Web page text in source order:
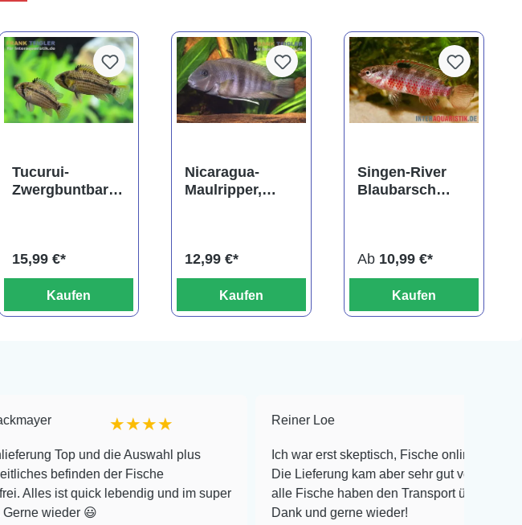
Tucurui-
Zwergbuntbarsc
15,99 €*
Kaufen
Nicaragua-
Maulripper,
nematopys)
12,99 €*
Kaufen
Singen-River
Blaubarsch
Ab 10,99 €*
Kaufen
★★★★
und die Auswahl plus
der Fische
quick lebendig und im super
😃
Ich war erst skeptisch, Fische online zu bestellen!
Die Lieferung kam aber sehr gut verpackt an und
alle Fische haben den Transport überlebt! Vielen
Dank und gerne wieder!